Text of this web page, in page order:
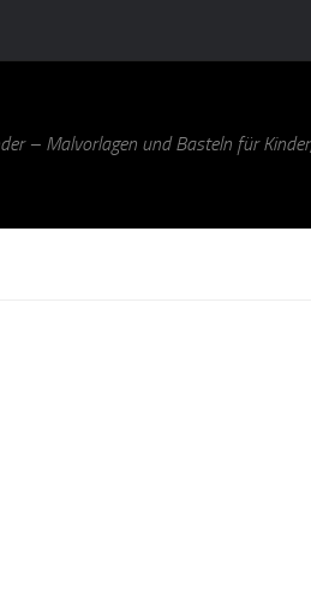
– Malvorlagen und Basteln für